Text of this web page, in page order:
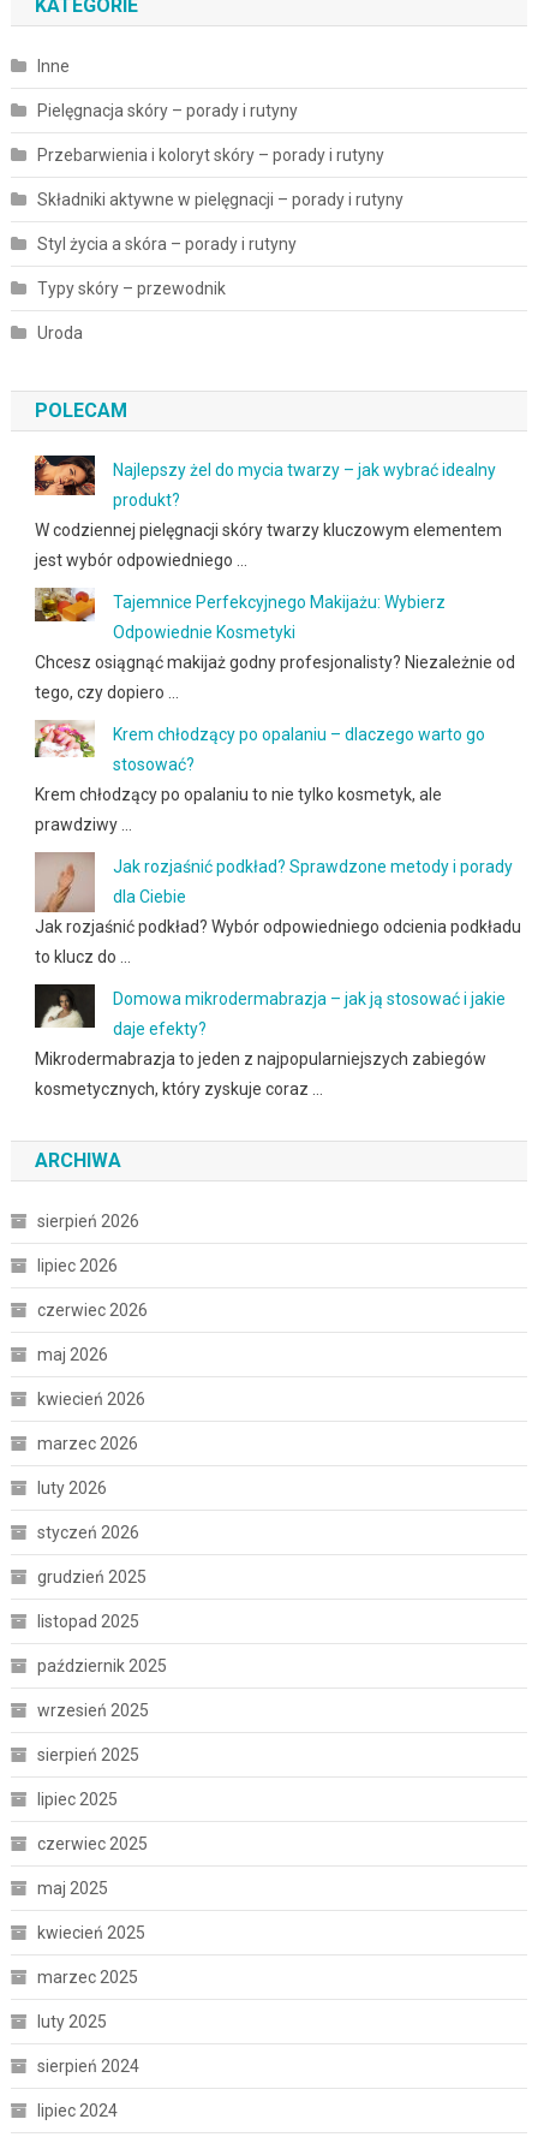
KATEGORIE
Inne
Pielęgnacja skóry – porady i rutyny
Przebarwienia i koloryt skóry – porady i rutyny
Składniki aktywne w pielęgnacji – porady i rutyny
Styl życia a skóra – porady i rutyny
Typy skóry – przewodnik
Uroda
POLECAM
Najlepszy żel do mycia twarzy – jak wybrać idealny
produkt?
W codziennej pielęgnacji skóry twarzy kluczowym elementem
jest wybór odpowiedniego …
Tajemnice Perfekcyjnego Makijażu: Wybierz
Odpowiednie Kosmetyki
Chcesz osiągnąć makijaż godny profesjonalisty? Niezależnie od
tego, czy dopiero …
Krem chłodzący po opalaniu – dlaczego warto go
stosować?
Krem chłodzący po opalaniu to nie tylko kosmetyk, ale
prawdziwy …
Jak rozjaśnić podkład? Sprawdzone metody i porady
dla Ciebie
Jak rozjaśnić podkład? Wybór odpowiedniego odcienia podkładu
to klucz do …
Domowa mikrodermabrazja – jak ją stosować i jakie
daje efekty?
Mikrodermabrazja to jeden z najpopularniejszych zabiegów
kosmetycznych, który zyskuje coraz …
ARCHIWA
sierpień 2026
lipiec 2026
czerwiec 2026
maj 2026
kwiecień 2026
marzec 2026
luty 2026
styczeń 2026
grudzień 2025
listopad 2025
październik 2025
wrzesień 2025
sierpień 2025
lipiec 2025
czerwiec 2025
maj 2025
kwiecień 2025
marzec 2025
luty 2025
sierpień 2024
lipiec 2024